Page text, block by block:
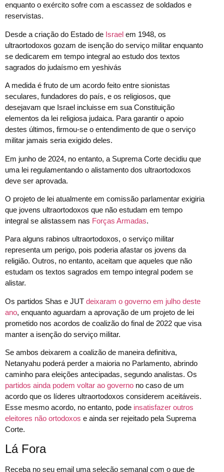
enquanto o exército sofre com a escassez de soldados e
reservistas.
Desde a criação do Estado de Israel em 1948, os
ultraortodoxos gozam de isenção do serviço militar enquanto
se dedicarem em tempo integral ao estudo dos textos
sagrados do judaísmo em yeshivás
A medida é fruto de um acordo feito entre sionistas
seculares, fundadores do país, e os religiosos, que
desejavam que Israel incluisse em sua Constituição
elementos da lei religiosa judaica. Para garantir o apoio
destes últimos, firmou-se o entendimento de que o serviço
militar jamais seria exigido deles.
Em junho de 2024, no entanto, a Suprema Corte decidiu que
uma lei regulamentando o alistamento dos ultraortodoxos
deve ser aprovada.
O projeto de lei atualmente em comissão parlamentar exigiria
que jovens ultraortodoxos que não estudam em tempo
integral se alistassem nas Forças Armadas.
Para alguns rabinos ultraortodoxos, o serviço militar
representa um perigo, pois poderia afastar os jovens da
religião. Outros, no entanto, aceitam que aqueles que não
estudam os textos sagrados em tempo integral podem se
alistar.
Os partidos Shas e JUT deixaram o governo em julho deste
ano, enquanto aguardam a aprovação de um projeto de lei
prometido nos acordos de coalizão do final de 2022 que visa
manter a isenção do serviço militar.
Se ambos deixarem a coalizão de maneira definitiva,
Netanyahu poderá perder a maioria no Parlamento, abrindo
caminho para eleições antecipadas, segundo analistas. Os
partidos ainda podem voltar ao governo no caso de um
acordo que os líderes ultraortodoxos considerem aceitáveis.
Esse mesmo acordo, no entanto, pode insatisfazer outros
eleitores não ortodoxos e ainda ser rejeitado pela Suprema
Corte.
Lá Fora
Receba no seu email uma seleção semanal com o que de